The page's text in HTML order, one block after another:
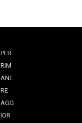
PER
RIM
ANE
RE
AGG
IOR